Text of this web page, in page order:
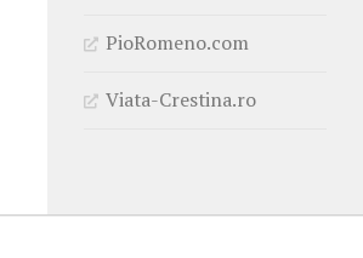
PioRomeno.com
Viata-Crestina.ro